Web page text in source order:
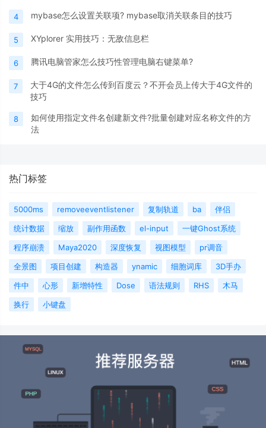
4 mybase怎么设置关联项? mybase取消关联条目的技巧
5 XYplorer 实用技巧：无敌信息栏
6 腾讯电脑管家怎么技巧性管理电脑右键菜单?
7
大于4G的文件怎么传到百度云？不开会员上传大于4G文件的
技巧
8
如何使用指定文件名创建新文件?批量创建对应名称文件的方
法
热门标签
5000ms removeeventlistener 复制轨道 ba
伴侣
统计数据
缩放 副作用函数 el-input
一键Ghost系统
程序崩溃
Maya2020 深度恢复 视图模型
pr调音
全景图
项目创建 构造器 ynamic 细胞词库
3D手办
件中
心形 新增特性 Dose 语法规则 RHS
木马
换行
小键盘